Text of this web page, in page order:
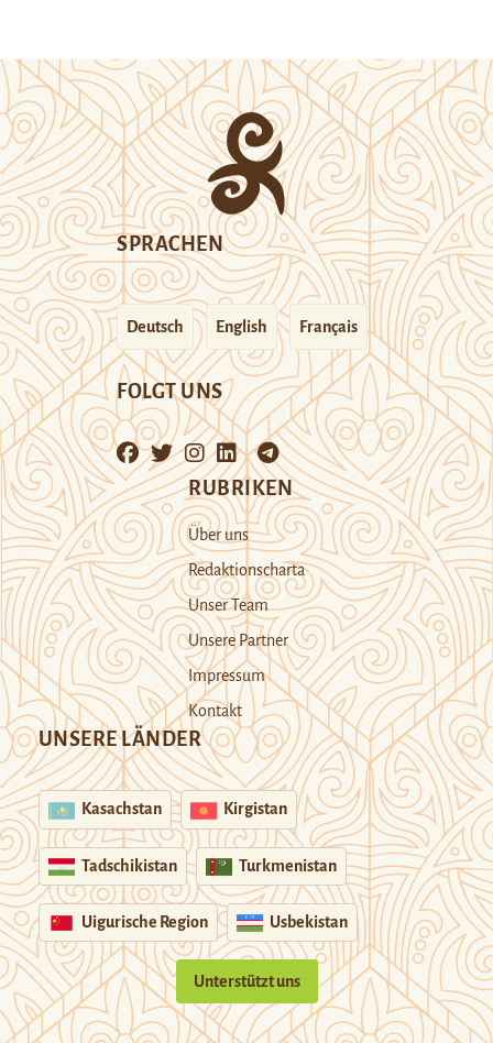
SPRACHEN
Deutsch English Français
FOLGT UNS
RUBRIKEN
Über uns
Redaktionscharta
Unser Team
Unsere Partner
Impressum
Kontakt
UNSERE LÄNDER
Kasachstan Kirgistan
Tadschikistan Turkmenistan
Uigurische Region Usbekistan
Unterstützt uns